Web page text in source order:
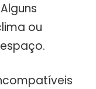
Alguns
ou